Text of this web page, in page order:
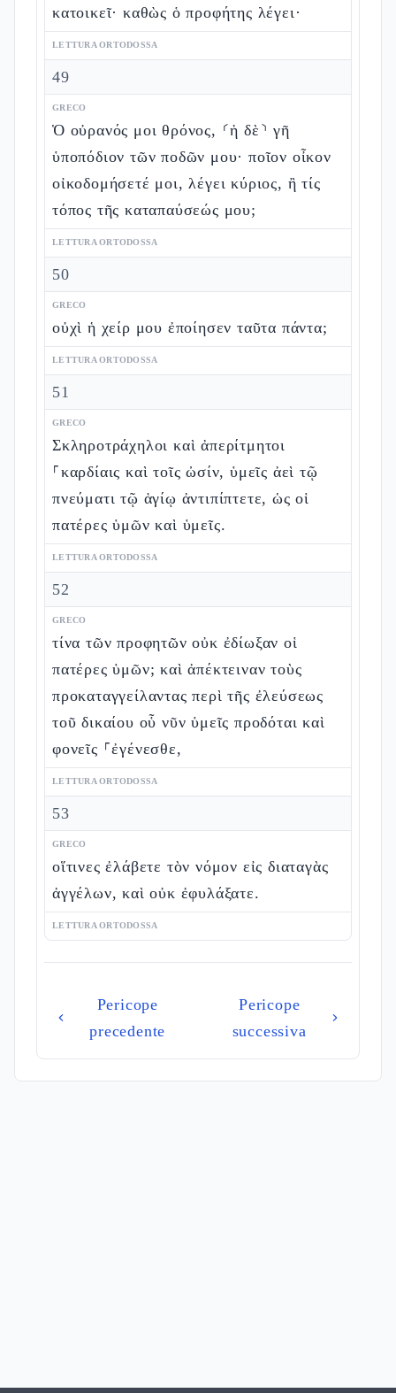
κατοικεῖ· καθὼς ὁ προφήτης λέγει·
LETTURA ORTODOSSA
49
GRECO
Ὁ οὐρανός μοι θρόνος, ⸂ἡ δὲ⸃ γῆ
ὑποπόδιον τῶν ποδῶν μου· ποῖον οἶκον
οἰκοδομήσετέ μοι, λέγει κύριος, ἢ τίς
τόπος τῆς καταπαύσεώς μου;
LETTURA ORTODOSSA
50
GRECO
οὐχὶ ἡ χείρ μου ἐποίησεν ταῦτα πάντα;
LETTURA ORTODOSSA
51
GRECO
Σκληροτράχηλοι καὶ ἀπερίτμητοι
⸀καρδίαις καὶ τοῖς ὠσίν, ὑμεῖς ἀεὶ τῷ
πνεύματι τῷ ἁγίῳ ἀντιπίπτετε, ὡς οἱ
πατέρες ὑμῶν καὶ ὑμεῖς.
LETTURA ORTODOSSA
52
GRECO
τίνα τῶν προφητῶν οὐκ ἐδίωξαν οἱ
πατέρες ὑμῶν; καὶ ἀπέκτειναν τοὺς
προκαταγγείλαντας περὶ τῆς ἐλεύσεως
τοῦ δικαίου οὗ νῦν ὑμεῖς προδόται καὶ
φονεῖς ⸀ἐγένεσθε,
LETTURA ORTODOSSA
53
GRECO
οἵτινες ἐλάβετε τὸν νόμον εἰς διαταγὰς
ἀγγέλων, καὶ οὐκ ἐφυλάξατε.
LETTURA ORTODOSSA
Pericope
precedente
Pericope
successiva